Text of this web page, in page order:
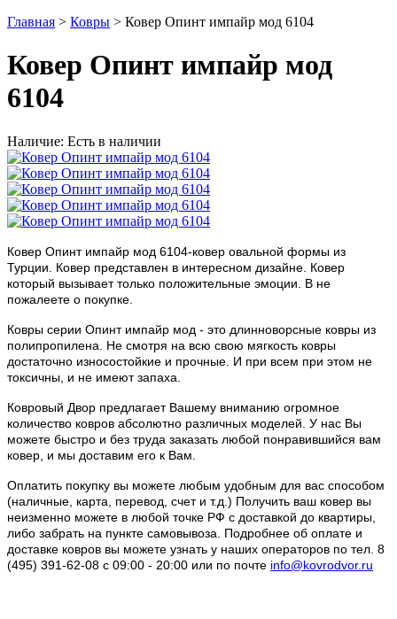
Главная > Ковры > Ковер Опинт импайр мод 6104
Ковер Опинт импайр мод
6104
Наличие: Есть в наличии
Ковер Опинт импайр мод 6104-ковер овальной формы из
Турции. Ковер представлен в интересном дизайне. Ковер
который вызывает только положительные эмоции. В не
пожалеете о покупке.
Ковры серии Опинт импайр мод - это длинноворсные ковры из
полипропилена. Не смотря на всю свою мягкость ковры
достаточно износостойкие и прочные. И при всем при этом не
токсичны, и не имеют запаха.
Ковровый Двор предлагает Вашему вниманию огромное
количество ковров абсолютно различных моделей. У нас Вы
можете быстро и без труда заказать любой понравившийся вам
ковер, и мы доставим его к Вам.
Оплатить покупку вы можете любым удобным для вас способом
(наличные, карта, перевод, счет и т.д.) Получить ваш ковер вы
неизменно можете в любой точке РФ с доставкой до квартиры,
либо забрать на пункте самовывоза. Подробнее об оплате и
доставке ковров вы можете узнать у наших операторов по тел. 8
(495) 391-62-08 c 09:00 - 20:00 или по почте info@kovrodvor.ru